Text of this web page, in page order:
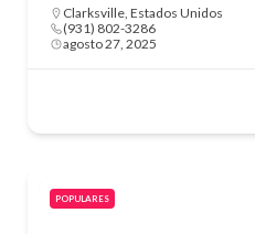
Clarksville, Estados Unidos
(931) 802-3286
agosto 27, 2025
POPULARES